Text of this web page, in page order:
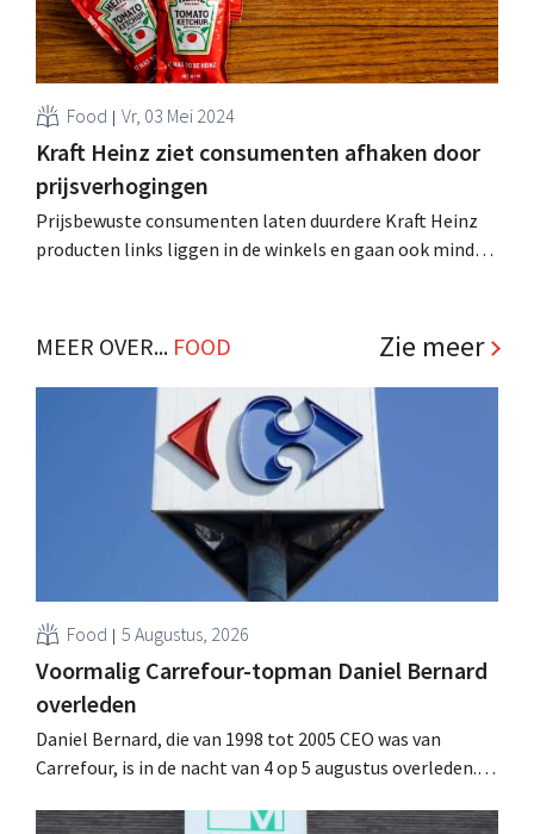
Food Vr, 03 Mei 2024
Kraft Heinz ziet consumenten afhaken door
prijsverhogingen
Prijsbewuste consumenten laten duurdere Kraft Heinz
producten links liggen in de winkels en gaan ook minder
MEER OVER... FOOD Zie meer
Food 5 Augustus, 2026
Voormalig Carrefour-topman Daniel Bernard
overleden
Daniel Bernard, die van 1998 tot 2005 CEO was van
Carrefour, is in de nacht van 4 op 5 augustus overleden.
retailer, realiseerde de fusie met Promodès en nam